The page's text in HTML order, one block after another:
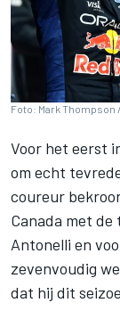
Foto: Mark Thompson
Voor het eerst
om echt
coureur
Canada met
Antonelli en
zevenvoudig
dat hij dit